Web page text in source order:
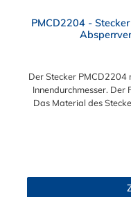
PMCD2204 -
Der Stecker PMCD2204
Innendurchmesser.
Das Material des